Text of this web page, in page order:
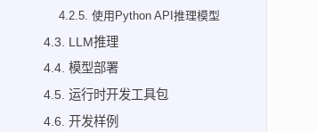
4.2.5. 使用Python API推理模型
4.3. LLM推理
4.4. 模型部署
4.5. 运行时开发工具包
4.6. 开发样例